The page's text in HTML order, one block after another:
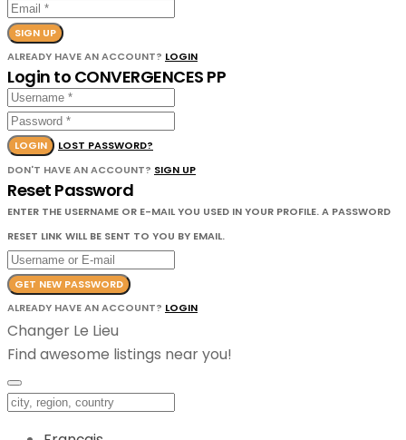
SIGN UP
ALREADY HAVE AN ACCOUNT? LOGIN
Login to CONVERGENCES PP
LOGIN
LOST PASSWORD?
DON'T HAVE AN ACCOUNT? SIGN UP
Reset Password
ENTER THE USERNAME OR E-MAIL YOU USED IN YOUR PROFILE. A PASSWORD
RESET LINK WILL BE SENT TO YOU BY EMAIL.
GET NEW PASSWORD
ALREADY HAVE AN ACCOUNT? LOGIN
Changer Le Lieu
Find awesome listings near you!
Changer Le Lieu